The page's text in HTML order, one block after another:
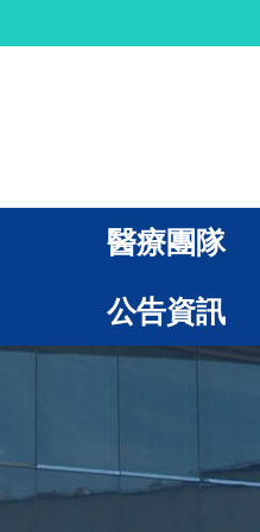
醫療團隊
公告資訊